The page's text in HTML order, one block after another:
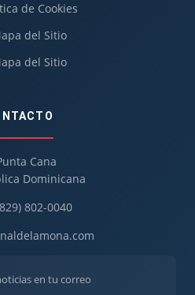
de Cookies
del Sitio
del Sitio
Cana
Dominicana
802-0040
en tu correo